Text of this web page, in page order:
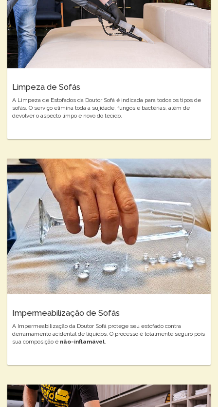
Limpeza de Sofás
A Limpeza de Estofados da Doutor Sofá é indicada para todos os tipos de
sofás. O serviço elimina toda a sujidade, fungos e bactérias, além de
devolver o aspecto limpo e novo do tecido.
Impermeabilização de Sofás
A Impermeabilização da Doutor Sofá protege seu estofado contra
derramamento acidental de líquidos. O processo é totalmente seguro pois
sua composição é não-inflamável.